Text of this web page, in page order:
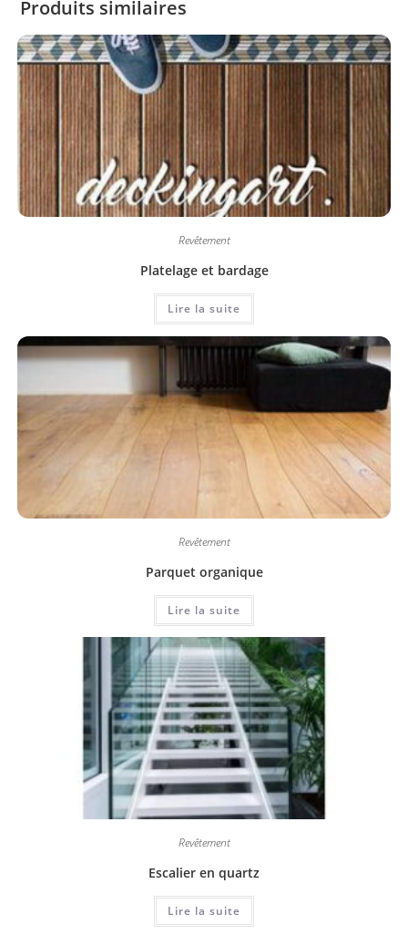
Produits similaires
Revêtement
Platelage et bardage
Lire la suite
Revêtement
Parquet organique
Lire la suite
Revêtement
Escalier en quartz
Lire la suite